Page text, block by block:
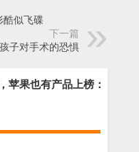
酷似飞碟
下一篇
子对手术的恐惧
苹果也有产品上榜：